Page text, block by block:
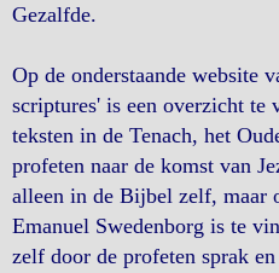
Gezalfde.
Op de onderstaande website
scriptures' is een overzicht te
teksten in de Tenach, het
profeten naar de komst van
alleen in de Bijbel zelf, maar
Emanuel Swedenborg is te
zelf door de profeten sprak